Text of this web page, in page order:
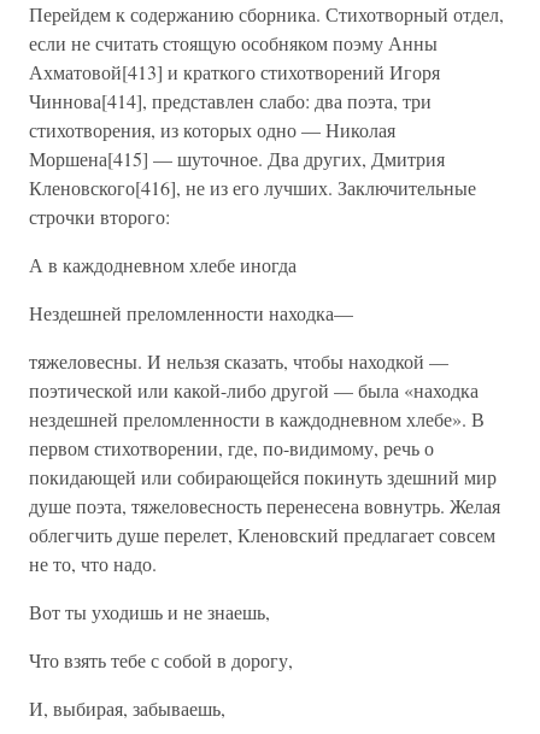
Перейдем к содержанию сборника. Стихотворный отдел,
если не считать стоящую особняком поэму Анны
Ахматовой[413] и краткого стихотворений Игоря
Чиннова[414], представлен слабо: два поэта, три
стихотворения, из которых одно — Николая
Моршена[415] — шуточное. Два других, Дмитрия
Кленовского[416], не из его лучших. Заключительные
строчки второго:
А в каждодневном хлебе иногда
Нездешней преломленности находка—
тяжеловесны. И нельзя сказать, чтобы находкой —
поэтической или какой-либо другой — была «находка
нездешней преломленности в каждодневном хлебе». В
первом стихотворении, где, по-видимому, речь о
покидающей или собирающейся покинуть здешний мир
душе поэта, тяжеловесность перенесена вовнутрь. Желая
облегчить душе перелет, Кленовский предлагает совсем
не то, что надо.
Вот ты уходишь и не знаешь,
Что взять тебе с собой в дорогу,
И, выбирая, забываешь,